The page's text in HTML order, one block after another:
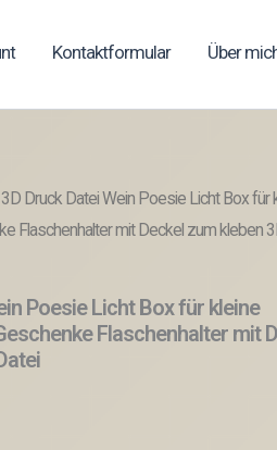
Kontaktformular Über
Druck Datei Wein Poesie Licht Box für
Flaschenhalter mit Deckel zum kleben
Poesie Licht Box für kleine
Flaschenhalter mit